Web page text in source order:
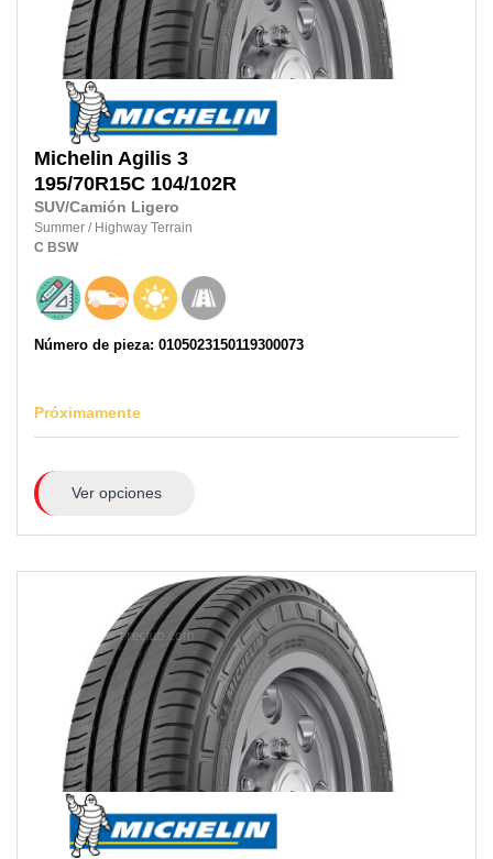
Michelin Agilis 3
195/70R15C 104/102R
SUV/Camión Ligero
Summer / Highway Terrain
C BSW
Número de pieza: 0105023150119300073
Próximamente
Ver opciones